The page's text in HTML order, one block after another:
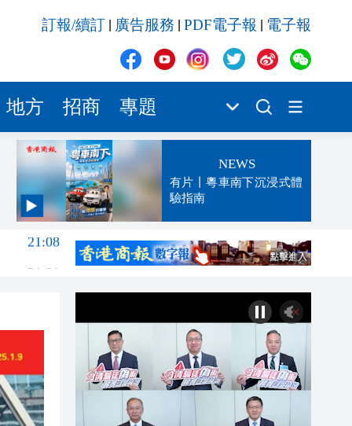
訂報/續訂 廣告服務 PDF電子報 電子報
地方 招商 專題
NEWS
有片丨粵車南下沉浸式體
驗指南
21:08
19:25
19:23